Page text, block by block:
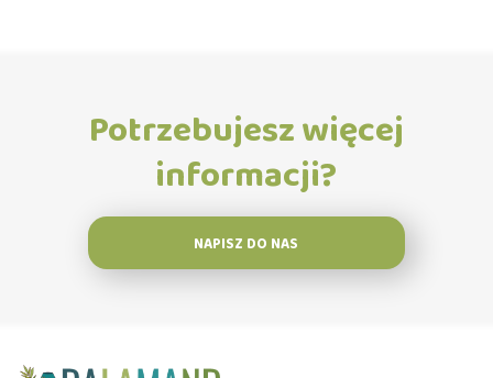
Potrzebujesz więcej
informacji?
NAPISZ DO NAS